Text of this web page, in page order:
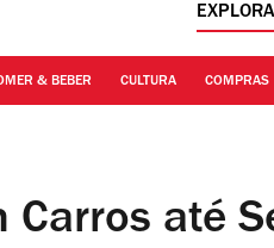
& BEBER CULTURA COMPRAS
Carros até